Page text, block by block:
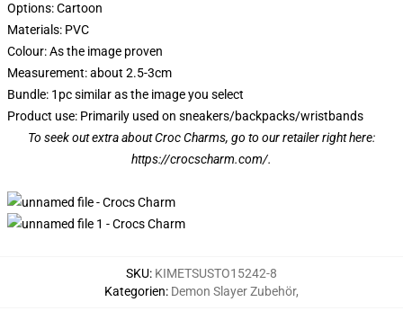
Options: Cartoon
Materials: PVC
Colour: As the image proven
Measurement: about 2.5-3cm
Bundle: 1pc similar as the image you select
Product use: Primarily used on sneakers/backpacks/wristbands
To seek out extra about Croc Charms, go to our retailer right here:
https://crocscharm.com/.
SKU: KIMETSUSTO15242-8
Kategorien: Demon Slayer Zubehör,